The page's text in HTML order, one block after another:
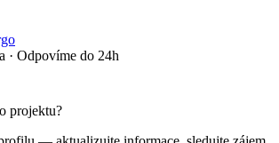
· Odpovíme do 24h
projektu?